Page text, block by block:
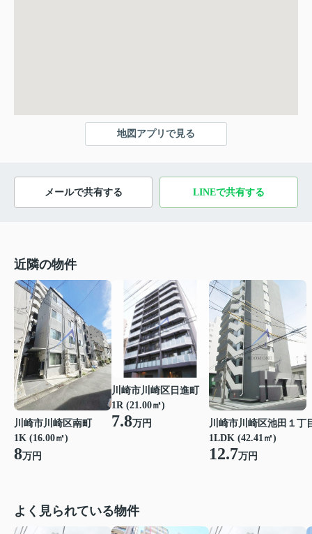
地図アプリで見る
メールで共有する LINEで共有する
近隣の物件
川崎市川崎区南町
1K (16.00㎡)
8万円
川崎市川崎区日進町
1R (21.00㎡)
7.8万円
川崎市川崎区池田１丁
1LDK (42.41㎡)
12.7万円
よく見られている物件